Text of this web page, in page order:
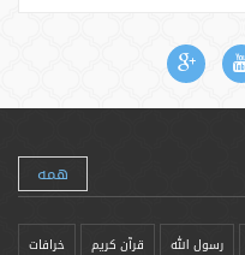
همه
رسول الله قرآن کریم خرافات